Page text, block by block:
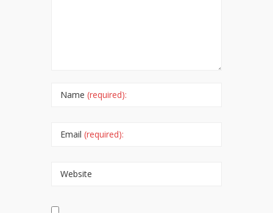
Name (required):
Email (required):
Website